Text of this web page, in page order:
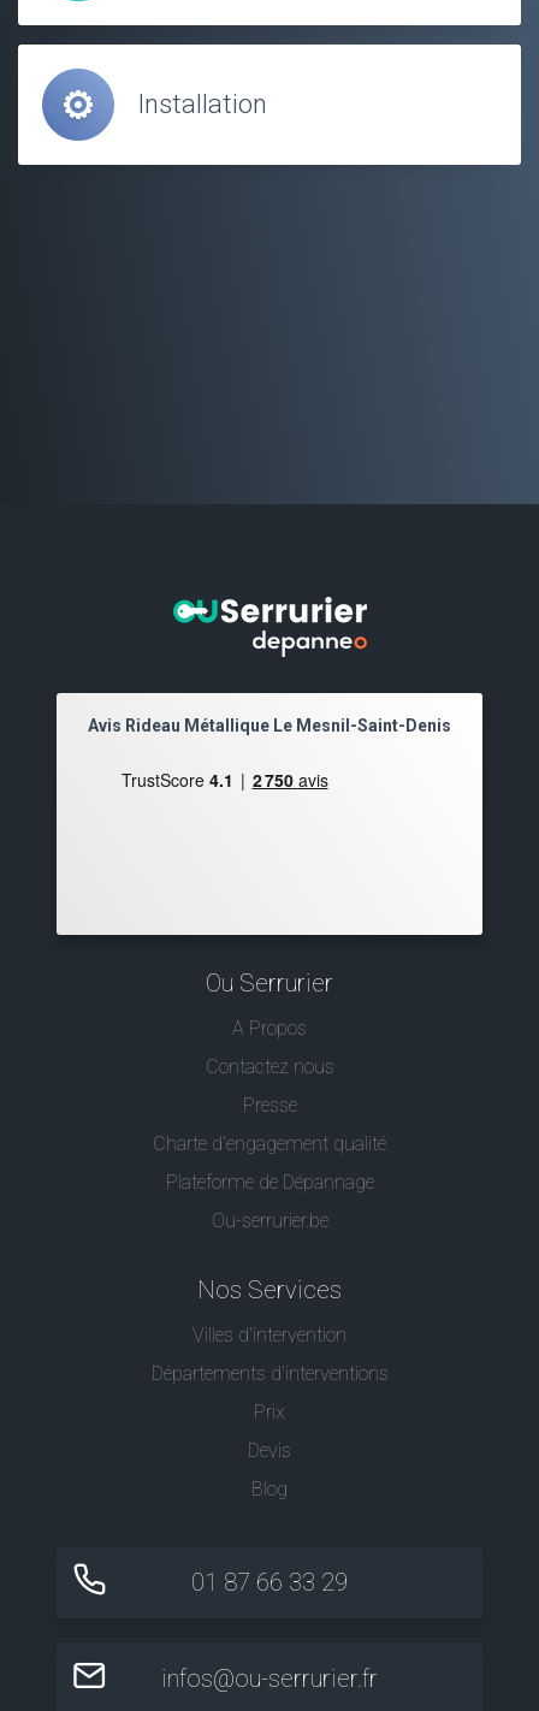
Installation
Avis Rideau Métallique Le Mesnil-Saint-Denis
Ou Serrurier
A Propos
Contactez nous
Presse
Charte d’engagement qualité
Plateforme de Dépannage
Ou-serrurier.be
Nos Services
Villes d'intervention
Départements d'interventions
Prix
Devis
Blog
01 87 66 33 29
infos@ou-serrurier.fr